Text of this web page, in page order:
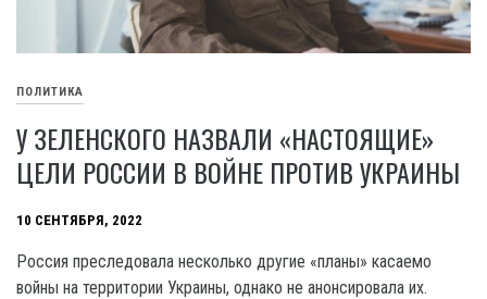
ПОЛИТИКА
У ЗЕЛЕНСКОГО НАЗВАЛИ «НАСТОЯЩИЕ»
ЦЕЛИ РОССИИ В ВОЙНЕ ПРОТИВ УКРАИНЫ
10 СЕНТЯБРЯ, 2022
Россия преследовала несколько другие «планы» касаемо
войны на территории Украины, однако не анонсировала их.